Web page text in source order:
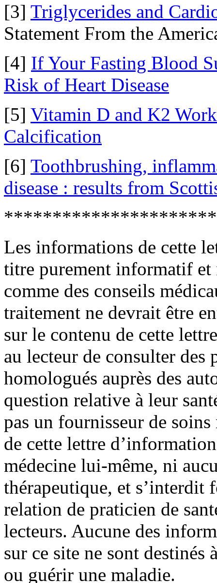
[3] Triglycerides and
Statement From the
[4] If Your Fasting Blood
Risk of Heart Disease
[5] Vitamin D and K2
Calcification
[6] Toothbrushing,
disease : results from
Les informations de cette
titre purement informatif et
comme des conseils
traitement ne devrait être
sur le contenu de cette
au lecteur de consulter des
homologués auprès des
question relative à leur
pas un fournisseur de
de cette lettre
médecine lui-même, ni
thérapeutique, et s’interdit
relation de praticien de
lecteurs. Aucune des
sur ce site ne sont destinés
ou guérir une maladie.